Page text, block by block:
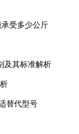
受多少公斤
及其标准解析
替代型号